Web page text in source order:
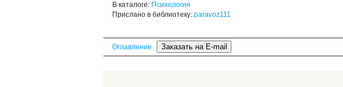
В каталоге: Психология
Прислано в библиотеку: paravoz111
Оглавление